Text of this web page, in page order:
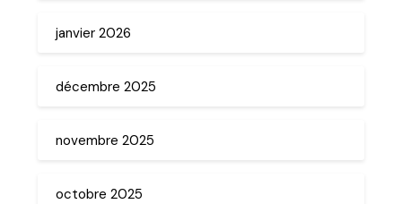
janvier 2026
décembre 2025
novembre 2025
octobre 2025